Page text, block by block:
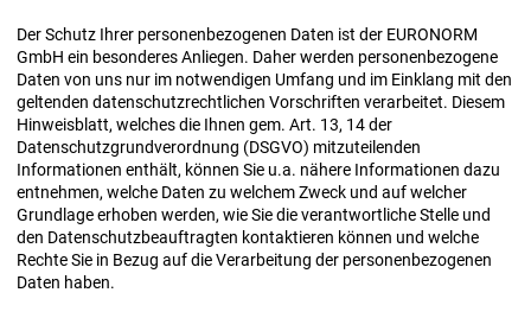
Der Schutz Ihrer personenbezogenen Daten ist der EURONORM
GmbH ein besonderes Anliegen. Daher werden personenbezogene
Daten von uns nur im notwendigen Umfang und im Einklang mit den
geltenden datenschutzrechtlichen Vorschriften verarbeitet. Diesem
Hinweisblatt, welches die Ihnen gem. Art. 13, 14 der
Datenschutzgrundverordnung (DSGVO) mitzuteilenden
Informationen enthält, können Sie u.a. nähere Informationen dazu
entnehmen, welche Daten zu welchem Zweck und auf welcher
Grundlage erhoben werden, wie Sie die verantwortliche Stelle und
den Datenschutzbeauftragten kontaktieren können und welche
Rechte Sie in Bezug auf die Verarbeitung der personenbezogenen
Daten haben.